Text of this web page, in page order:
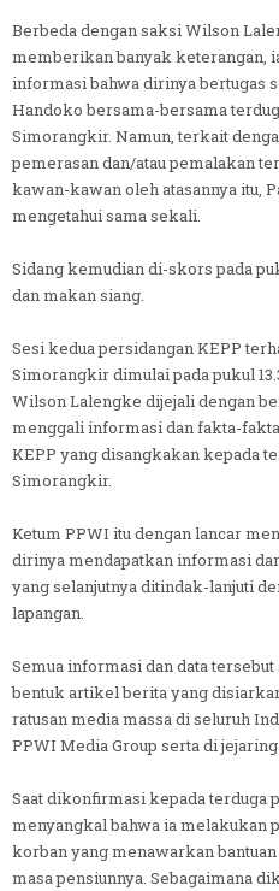
Berbeda dengan saksi Wilson
memberikan banyak keterangan,
informasi bahwa dirinya bertugas
Handoko bersama-bersama
Simorangkir. Namun, terkait
pemerasan dan/atau pemalakan
kawan-kawan oleh atasannya itu,
mengetahui sama sekali.
Sidang kemudian di-skors pada
dan makan siang.
Sesi kedua persidangan KEPP
Simorangkir dimulai pada pukul
Wilson Lalengke dijejali dengan
menggali informasi dan fakta-
KEPP yang disangkakan kepada
Simorangkir.
Ketum PPWI itu dengan lancar
dirinya mendapatkan informasi
yang selanjutnya ditindak-lanjuti
lapangan.
Semua informasi dan data
bentuk artikel berita yang
ratusan media massa di seluruh
PPWI Media Group serta di
Saat dikonfirmasi kepada terduga
menyangkal bahwa ia melakukan
korban yang menawarkan
masa pensiunnya. Sebagaimana